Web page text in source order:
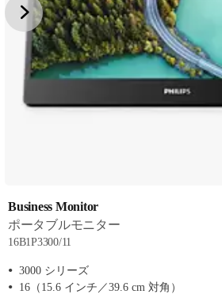
Business Monitor
ポータブルモニター
16B1P3300/11
3000 シリーズ
16（15.6 インチ／39.6 cm 対角）